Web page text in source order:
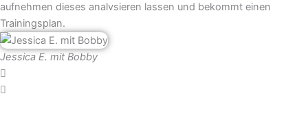
aufnehmen dieses analvsieren lassen und bekommt einen
Trainingsplan.
Jessica E. mit Bobby